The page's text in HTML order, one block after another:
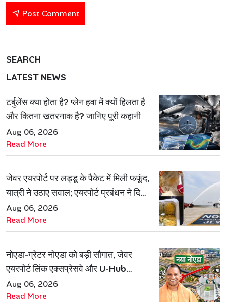
Post Comment
SEARCH
LATEST NEWS
टर्बुलेंस क्या होता है? प्लेन हवा में क्यों हिलता है
और कितना खतरनाक है? जानिए पूरी कहानी
Aug 06, 2026
Read More
जेवर एयरपोर्ट पर लड्डू के पैकेट में मिली फफूंद,
यात्री ने उठाए सवाल; एयरपोर्ट प्रबंधन ने दिया
जवाब
Aug 06, 2026
Read More
नोएडा-ग्रेटर नोएडा को बड़ी सौगात, जेवर
एयरपोर्ट लिंक एक्सप्रेसवे और U-Hub
प्रोजेक्ट को मिली मंजूरी
Aug 06, 2026
Read More